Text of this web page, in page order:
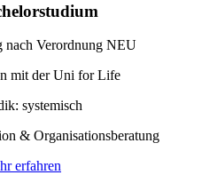
Verordnung NEU
mit der Uni for Life
systemisch
& Organisationsberatung
erfahren